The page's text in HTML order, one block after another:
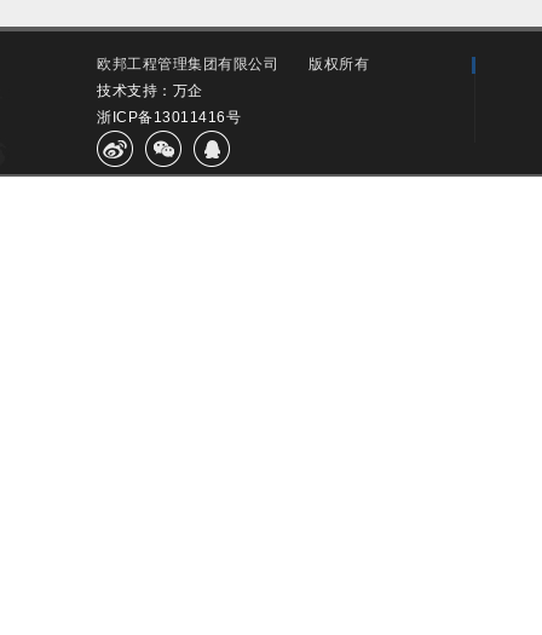
欧邦工程管理集团有限公司
版权所有
技术支持：万企
浙ICP备13011416号